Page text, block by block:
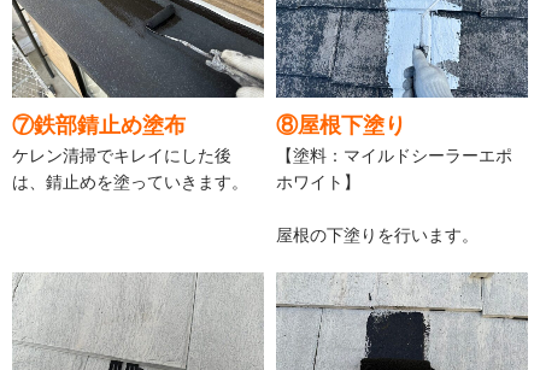
⑦鉄部錆止め塗布
ケレン清掃でキレイにした後
は、錆止めを塗っていきます。
⑧屋根下塗り
【塗料：マイルドシーラーエポ
ホワイト】
屋根の下塗りを行います。